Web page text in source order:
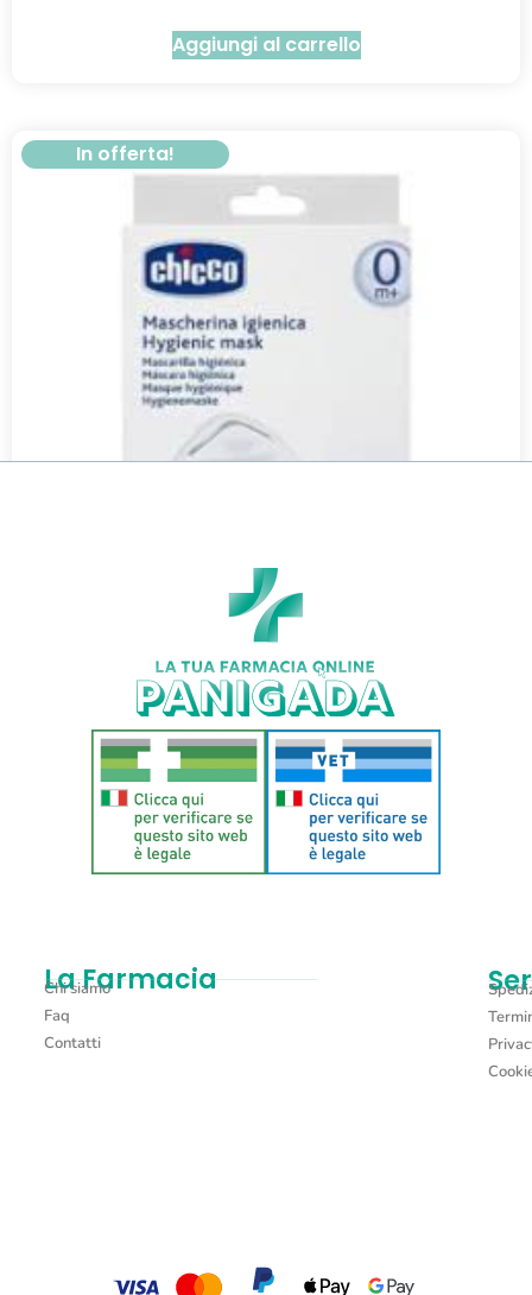
Aggiungi al carrello
In offerta!
CHICCO MASCHERINE IGIENICHE 4PZ
€5,49€4,83
Aggiungi al carrello
La Farmacia
Chi siamo
Faq
Contatti